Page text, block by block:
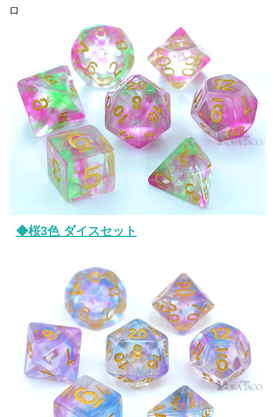
ロ
◆桜3色 ダイスセット